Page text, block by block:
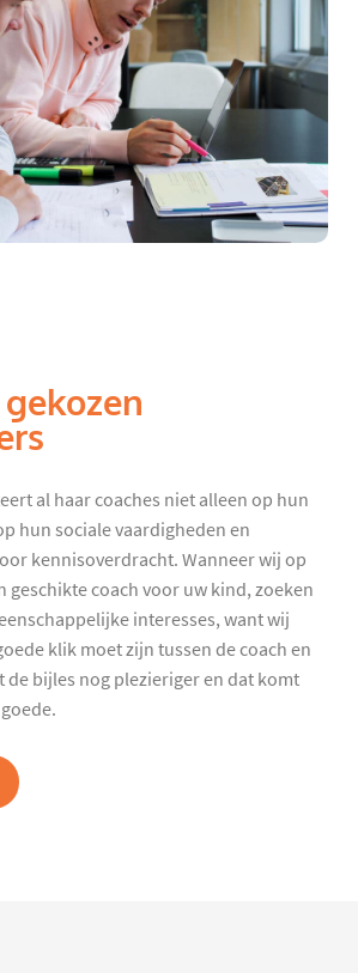
al haar coaches niet alleen op hun
hun sociale vaardigheden en
kennisoverdracht. Wanneer wij op
geschikte coach voor uw kind, zoeken
interesses, want wij
klik moet zijn tussen de coach en
de bijles nog plezieriger en dat komt